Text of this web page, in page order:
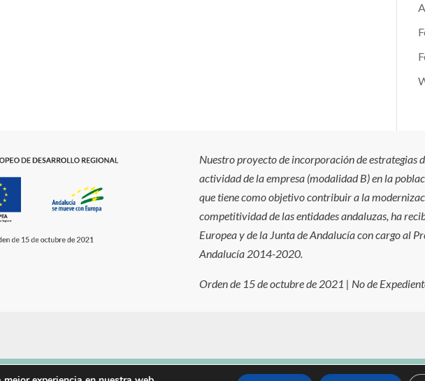
Nuestro proyecto de incorporación de estrategias
actividad de la empresa (modalidad B) en la
que tiene como objetivo contribuir a la
competitividad de las entidades andaluzas, ha
Europea y de la Junta de Andalucía con cargo al
Andalucía 2014-2020.
Orden de 15 de octubre de 2021 | No de